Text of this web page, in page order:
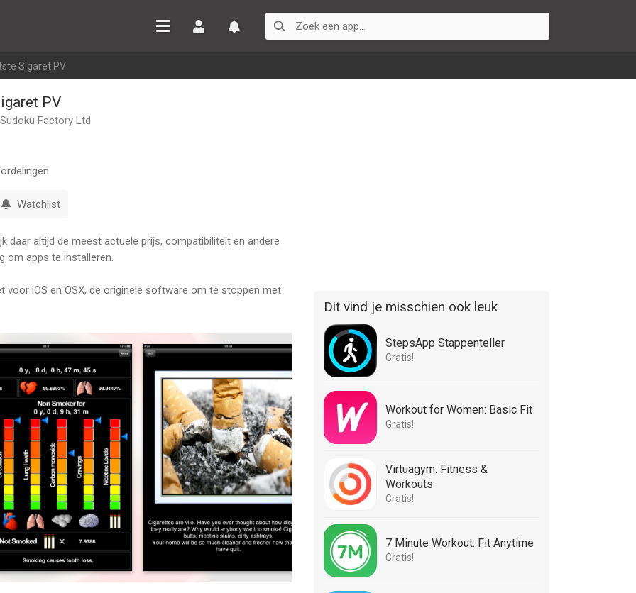
Sigaret PV
PV
Factory Ltd
Watchlist
daar altijd de meest actuele prijs, compatibiliteit en andere
om apps te installeren.
iOS en OSX, de originele software om te stoppen met
ex-rokers geholpen voorgoed te
zullen verschillende indicatoren je toenemende
en longfuncties, je kostenbesparing en nog veel meer.
je op de hoogte en gemotiveerd. Mijn Laatste Sigaret
te weerstaan om weer met die fatale verslaving te
op jarenlang medisch onderzoek naar de effecten van roken.
die zich achter de schermen afspeelt, neemt je wilskracht
vooral de getuigschriften.
Dit vind je misschien ook leuk
StepsApp Stappenteller
Gratis!
Workout for Women: Basic Fit
Gratis!
Virtuagym: Fitness &
Workouts
Gratis!
7 Minute Workout: Fit Anytime
Gratis!